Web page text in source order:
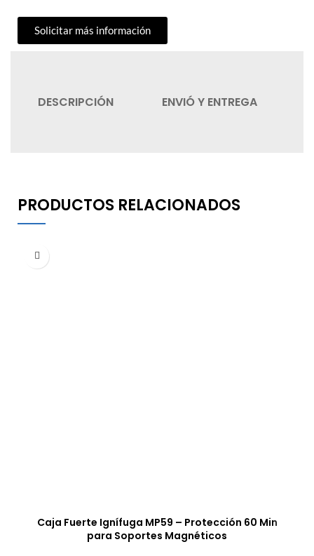
Solicitar más información
DESCRIPCIÓN ENVIÓ Y ENTREGA
PRODUCTOS RELACIONADOS
Caja Fuerte Ignífuga MP59 – Protección 60 Min
para Soportes Magnéticos